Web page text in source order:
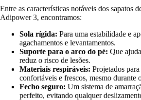
Entre as características notáveis dos sapatos
Adipower 3, encontramos:
Sola rígida: Para uma estabilidade e
agachamentos e levantamentos.
Suporte para o arco do pé: Que
reduz o risco de lesões.
Materiais respiráveis: Projetados
confortáveis e frescos, mesmo durante
Fecho seguro: Um sistema de
perfeito, evitando qualquer